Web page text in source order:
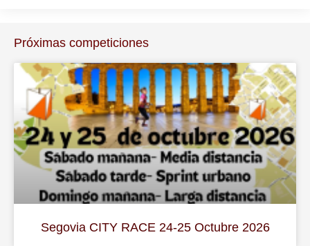
Próximas competiciones
Segovia CITY RACE 24-25 Octubre 2026